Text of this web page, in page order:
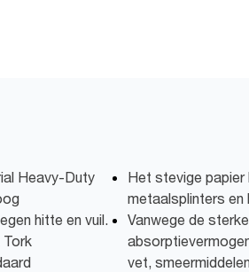
Heavy-Duty
hitte en vuil.
Tork
Het stevige papier
metaalsplinters en
Vanwege de
vet,